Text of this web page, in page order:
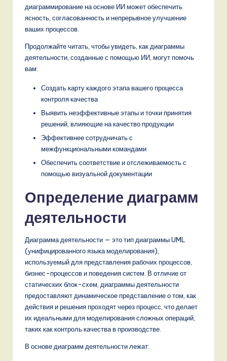
S
o
D
it
диаграммирование на основе ИИ может обеспечить
ясность, согласованность и непрерывное улучшение
ваших процессов.
Продолжайте читать, чтобы увидеть, как диаграммы
деятельности, созданные с помощью ИИ, могут помочь
вам:
Создать карту каждого этапа вашего процесса
контроля качества
Выявить неэффективные этапы и точки принятия
решений, влияющие на качество продукции
Эффективнее сотрудничать с
межфункциональными командами
Обеспечить соответствие и отслеживаемость с
помощью визуальной документации
Определение диаграмм
деятельности
Диаграмма деятельности — это тип диаграммы UML
(унифицированного языка моделирования),
используемый для представления рабочих процессов,
бизнес-процессов и поведения систем. В отличие от
статических блок-схем, диаграммы деятельности
предоставляют динамическое представление о том, как
действия и решения проходят через процесс, что делает
их идеальными для моделирования сложных операций,
таких как контроль качества в производстве.
В основе диаграмм деятельности лежат: